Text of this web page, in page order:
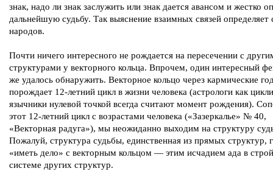
знак, надо ли знак заслужить или знак дается авансом и жестко
дальнейшую судьбу. Так выяснение взаимных связей определяет
народов.
Почти ничего интересного не рождается на пересечении с
структурами у векторного кольца. Впрочем, один интересный
же удалось обнаружить. Векторное кольцо через кармические
порождает 12-летний цикл в жизни человека (астрологи как
язычники нулевой точкой всегда считают момент рождения).
этот 12-летний цикл с возрастами человека («Зазеркалье» № 40,
«Векторная радуга»), мы неожиданно выходим на структуру
Пожалуй, структура судьбы, единственная из прямых структур,
«иметь дело» с векторным кольцом — этим исчадием ада в
системе других структур.